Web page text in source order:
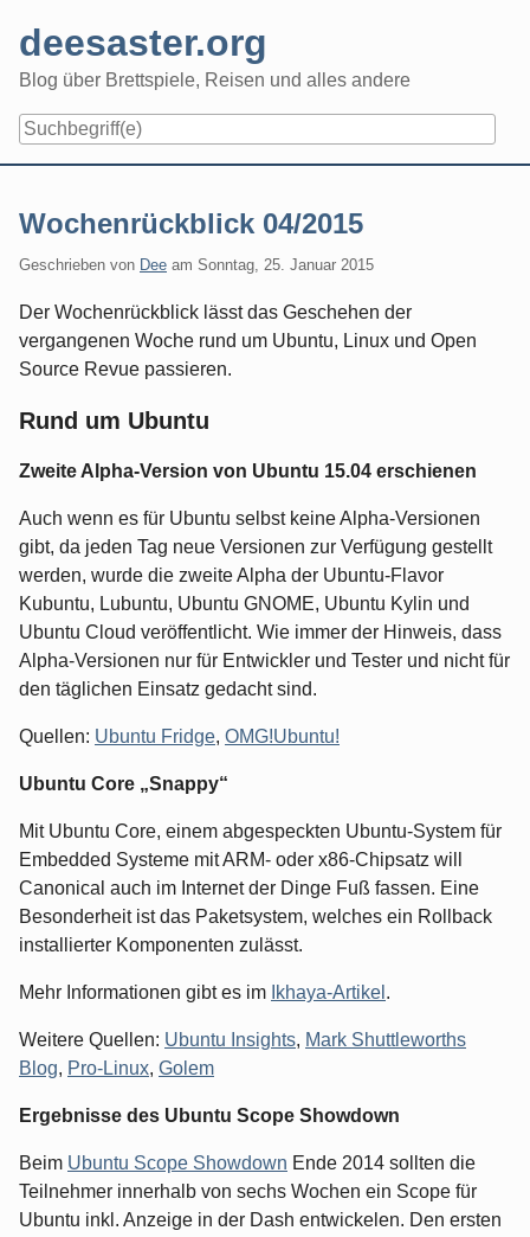
content
deesaster.org
Blog über Brettspiele, Reisen und alles andere
Wochenrückblick 04/2015
Geschrieben von Dee am Sonntag, 25. Januar 2015
Der Wochenrückblick lässt das Geschehen der
vergangenen Woche rund um Ubuntu, Linux und Open
Source Revue passieren.
Rund um Ubuntu
Zweite Alpha-Version von Ubuntu 15.04 erschienen
Auch wenn es für Ubuntu selbst keine Alpha-Versionen
gibt, da jeden Tag neue Versionen zur Verfügung gestellt
werden, wurde die zweite Alpha der Ubuntu-Flavor
Kubuntu, Lubuntu, Ubuntu GNOME, Ubuntu Kylin und
Ubuntu Cloud veröffentlicht. Wie immer der Hinweis, dass
Alpha-Versionen nur für Entwickler und Tester und nicht für
den täglichen Einsatz gedacht sind.
Quellen: Ubuntu Fridge, OMG!Ubuntu!
Ubuntu Core „Snappy“
Mit Ubuntu Core, einem abgespeckten Ubuntu-System für
Embedded Systeme mit ARM- oder x86-Chipsatz will
Canonical auch im Internet der Dinge Fuß fassen. Eine
Besonderheit ist das Paketsystem, welches ein Rollback
installierter Komponenten zulässt.
Mehr Informationen gibt es im Ikhaya-Artikel .
Weitere Quellen: Ubuntu Insights, Mark Shuttleworths
Blog, Pro-Linux, Golem
Ergebnisse des Ubuntu Scope Showdown
Beim Ubuntu Scope Showdown Ende 2014 sollten die
Teilnehmer innerhalb von sechs Wochen ein Scope für
Ubuntu inkl. Anzeige in der Dash entwickelen. Den ersten